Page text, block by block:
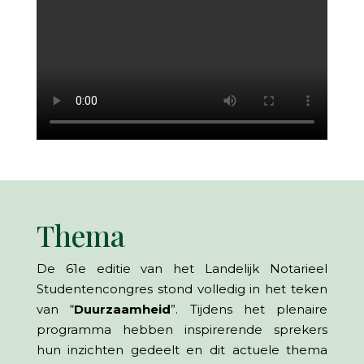
Thema
De 61e editie van het Landelijk Notarieel
Studentencongres stond volledig in het teken
van “Duurzaamheid”. Tijdens het plenaire
programma hebben inspirerende sprekers
hun inzichten gedeelt en dit actuele thema